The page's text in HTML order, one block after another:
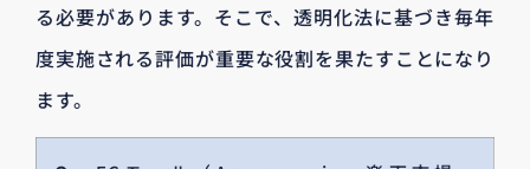
る必要があります。そこで、透明化法に基づき毎年
度実施される評価が重要な役割を果たすことになり
ます。